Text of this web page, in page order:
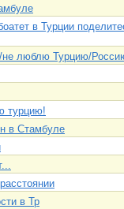
в Турции
не люблю Турцию/
турцию!
в Стамбуле
в Тр